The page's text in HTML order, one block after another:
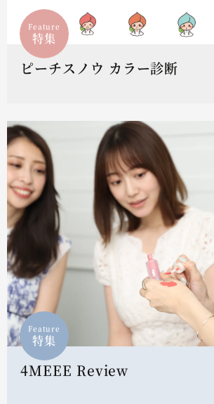
Feature
特集
ピーチスノウ カラー診断
Feature
特集
4MEEE Review